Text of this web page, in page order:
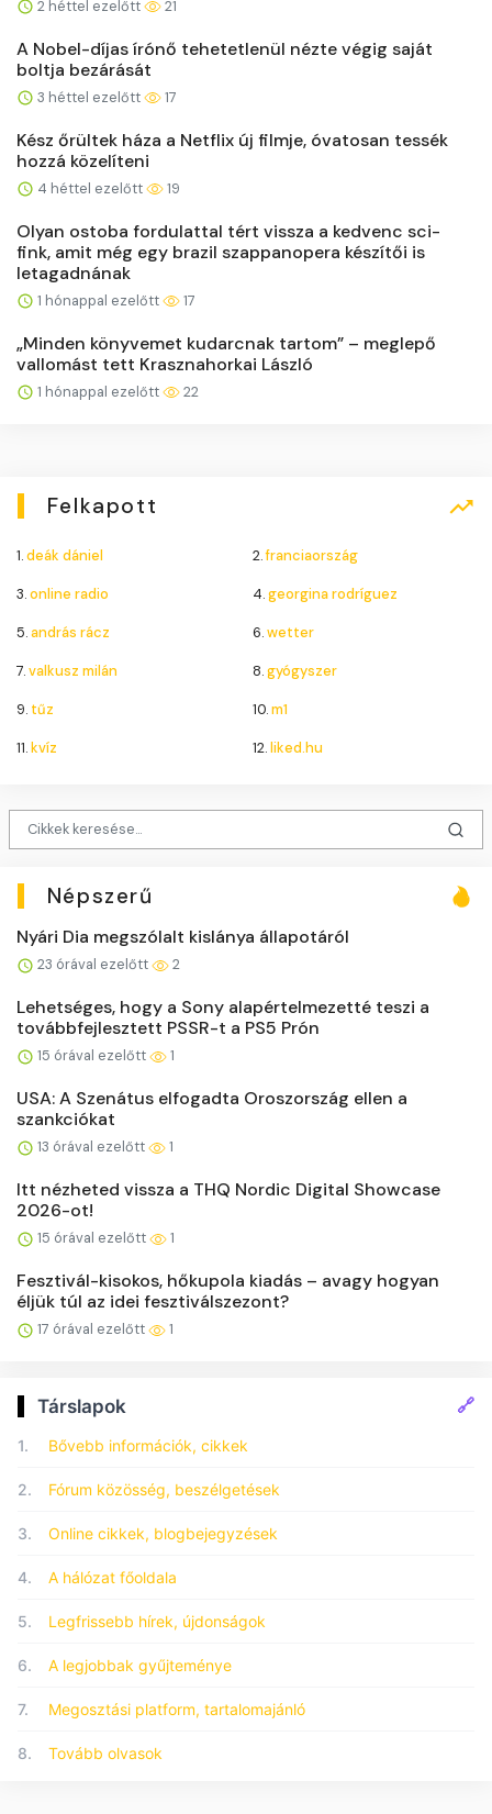
2 héttel ezelőtt 21
A Nobel-díjas írónő tehetetlenül nézte végig saját
boltja bezárását
3 héttel ezelőtt 17
Kész őrültek háza a Netflix új filmje, óvatosan tessék
hozzá közelíteni
4 héttel ezelőtt 19
Olyan ostoba fordulattal tért vissza a kedvenc sci-
fink, amit még egy brazil szappanopera készítői is
letagadnának
1 hónappal ezelőtt 17
„Minden könyvemet kudarcnak tartom” – meglepő
vallomást tett Krasznahorkai László
1 hónappal ezelőtt 22
Felkapott
1.deák dániel 2.franciaország
3.online radio 4.georgina rodríguez
5.andrás rácz 6.wetter
7.valkusz milán 8.gyógyszer
9. tűz 10.m1
11.kvíz 12.liked.hu
Népszerű
Nyári Dia megszólalt kislánya állapotáról
23 órával ezelőtt 2
Lehetséges, hogy a Sony alapértelmezetté teszi a
továbbfejlesztett PSSR-t a PS5 Prón
15 órával ezelőtt 1
USA: A Szenátus elfogadta Oroszország ellen a
szankciókat
13 órával ezelőtt 1
Itt nézheted vissza a THQ Nordic Digital Showcase
2026-ot!
15 órával ezelőtt 1
Fesztivál-kisokos, hőkupola kiadás – avagy hogyan
éljük túl az idei fesztiválszezont?
17 órával ezelőtt 1
Társlapok 🔗
1. Bővebb információk, cikkek
2. Fórum közösség, beszélgetések
3. Online cikkek, blogbejegyzések
4. A hálózat főoldala
5. Legfrissebb hírek, újdonságok
6. A legjobbak gyűjteménye
7. Megosztási platform, tartalomajánló
8. Tovább olvasok